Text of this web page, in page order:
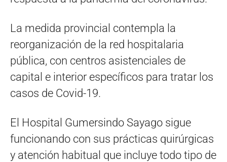
La medida provincial contempla la
reorganización de la red hospitalaria
pública, con centros asistenciales de
capital e interior específicos para tratar los
casos de Covid-19.
El Hospital Gumersindo Sayago sigue
funcionando con sus prácticas quirúrgicas
y atención habitual que incluye todo tipo de